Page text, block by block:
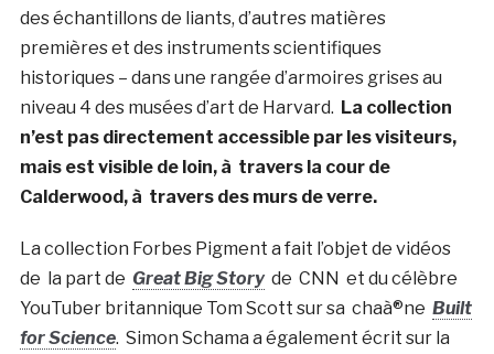
des échantillons de liants, d’autres matières
premières et des instruments scientifiques
historiques – dans une rangée d’armoires grises au
niveau 4 des musées d’art de Harvard. La collection
n’est pas directement accessible par les visiteurs,
mais est visible de loin, à travers la cour de
Calderwood, à travers des murs de verre.
La collection Forbes Pigment a fait l’objet de vidéos
de la part de Great Big Storyde CNN et du célèbre
YouTuber britannique Tom Scott sur sa chaà®ne Built
for Science. Simon Schama a également écrit sur la